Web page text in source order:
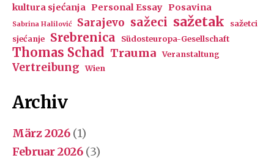
kultura sjećanja Personal Essay Posavina
Sabrina Halilović Sarajevo sažeci sažetak
sažetci
sjećanje
Srebrenica Südosteuropa-Gesellschaft
Thomas Schad Trauma Veranstaltung
Vertreibung Wien
Archiv
März 2026 (1)
Februar 2026 (3)